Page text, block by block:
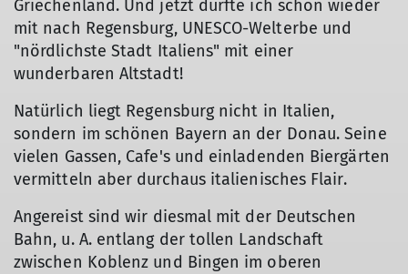
Griechenland. Und jetzt durfte ich schon wieder
mit nach Regensburg, UNESCO-Welterbe und
"nördlichste Stadt Italiens" mit einer
wunderbaren Altstadt!
Natürlich liegt Regensburg nicht in Italien,
sondern im schönen Bayern an der Donau. Seine
vielen Gassen, Cafe's und einladenden Biergärten
vermitteln aber durchaus italienisches Flair.
Angereist sind wir diesmal mit der Deutschen
Bahn, u. A. entlang der tollen Landschaft
zwischen Koblenz und Bingen im oberen